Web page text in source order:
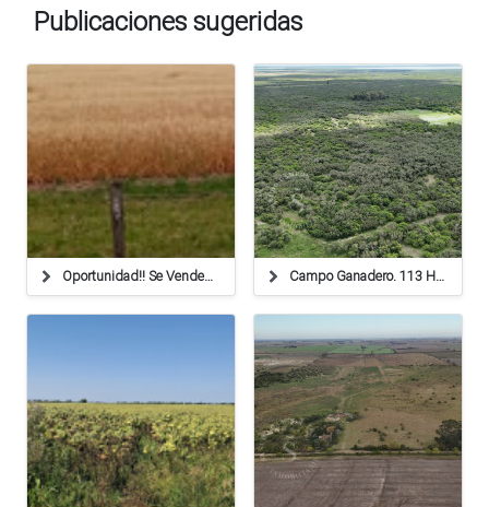
Publicaciones sugeridas
Oportunidad!! Se Venden 72 Has Agricolas. Suelo 1! Campo Ganadero. 113 Ha. La Cabral, Santa Fe